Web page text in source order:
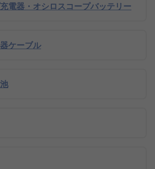
電器・オシロスコープバッテリー
ケーブル